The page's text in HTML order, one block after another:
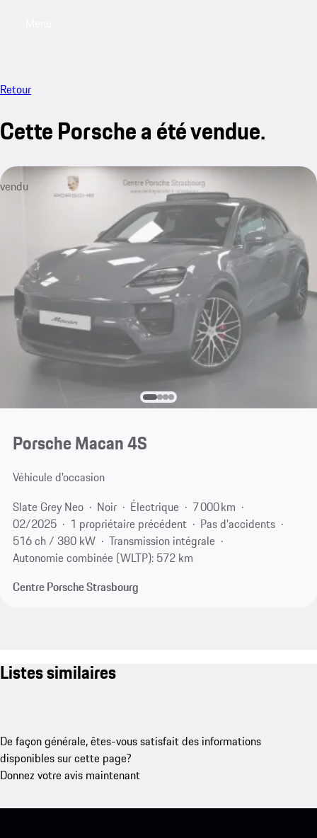
Retour
Cette Porsche a été vendue.
vendu
Porsche Macan 4S
Véhicule d'occasion
Slate Grey Neo
Noir Électrique
7 000 km
02/2025
1 propriétaire précédent
Pas d'accidents
516 ch / 380 kW
Transmission intégrale
Autonomie combinée (WLTP): 572 km
Centre Porsche Strasbourg
Listes similaires
De façon générale, êtes-vous satisfait des informations
disponibles sur cette page?
Donnez votre avis maintenant